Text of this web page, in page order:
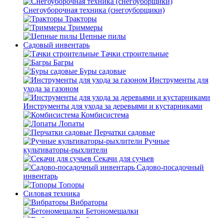
Снегоуборочная техника (снегоуборщики)
Тракторы
Триммеры
Цепные пилы
Садовый инвентарь
Тачки строительные
Багры
Буры садовые
Инструменты для
ухода за газоном
Инструменты для ухода за деревьями и кустарниками
Комбисистема
Лопаты
Перчатки садовые
Ручные
культиваторы-рыхлители
Секачи для сучьев
Садово-посадочный
инвентарь
Топоры
Силовая техника
Вибраторы
Бетономешалки